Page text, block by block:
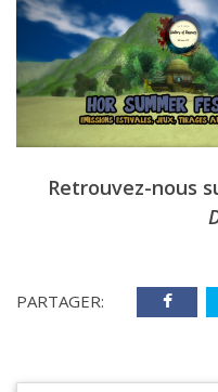
Retrouvez-nous
PARTAGER: